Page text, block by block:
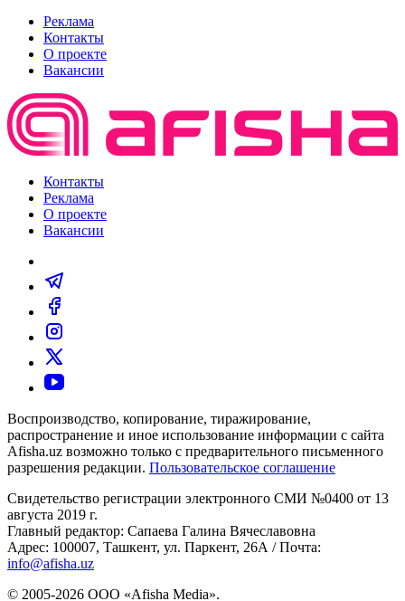
Реклама
Контакты
О проекте
Вакансии
Контакты
Реклама
О проекте
Вакансии
Воспроизводство, копирование, тиражирование,
распространение и иное использование информации с сайта
Afisha.uz возможно только с предварительного письменного
разрешения редакции. Пользовательское соглашение
Свидетельство регистрации электронного СМИ №0400 от 13
августа 2019 г.
Главный редактор: Сапаева Галина Вячеславовна
Адрес: 100007, Ташкент, ул. Паркент, 26А / Почта:
info@afisha.uz
© 2005-2026 ООО «Afisha Media».